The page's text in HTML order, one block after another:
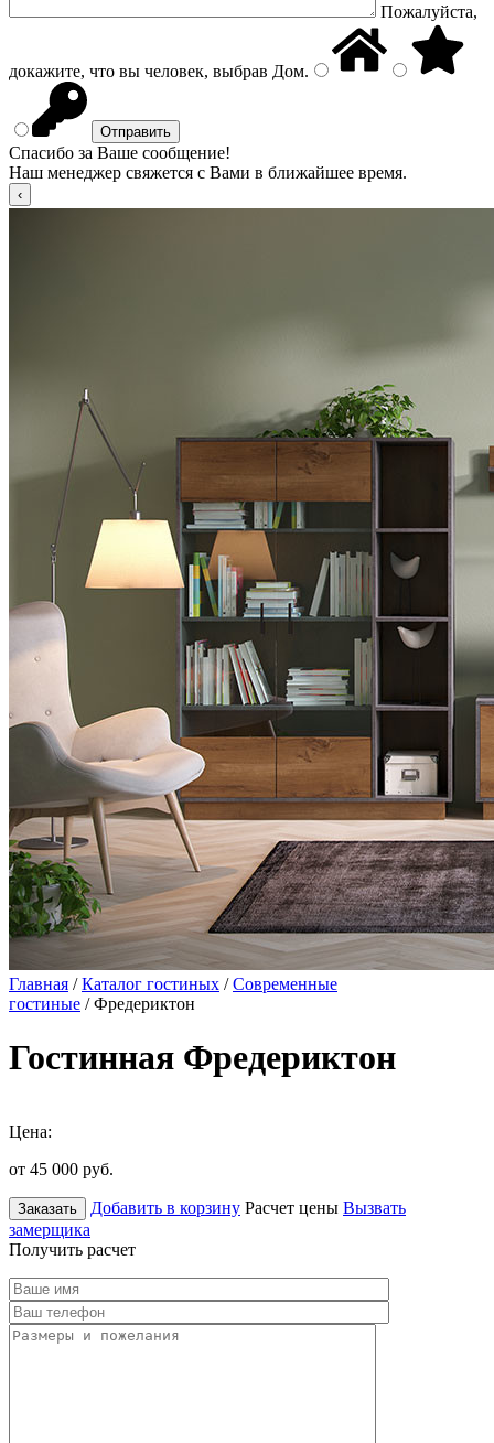
Пожалуйста,
докажите, что вы человек, выбрав Дом.
Спасибо за Ваше сообщение!
Наш менеджер свяжется с Вами в ближайшее время.
Главная /Каталог гостиных /Современные
гостиные / Фредериктон
Гостинная Фредериктон
Цена:
от 45 000 руб.
Заказать Добавить в корзину Расчет цены Вызвать
замерщика
Получить расчет